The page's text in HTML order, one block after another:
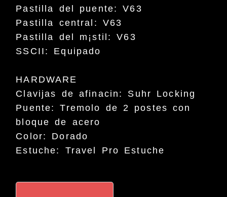
Pastilla del puente: V63
Pastilla central: V63
Pastilla del m¡stil: V63
SSCII: Equipado
HARDWARE
Clavijas de afinacin: Suhr Locking
Puente: Tremolo de 2 postes con
bloque de acero
Color: Dorado
Estuche: Travel Pro Estuche